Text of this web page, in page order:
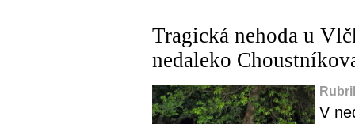
Tragická nehoda u
nedaleko
V